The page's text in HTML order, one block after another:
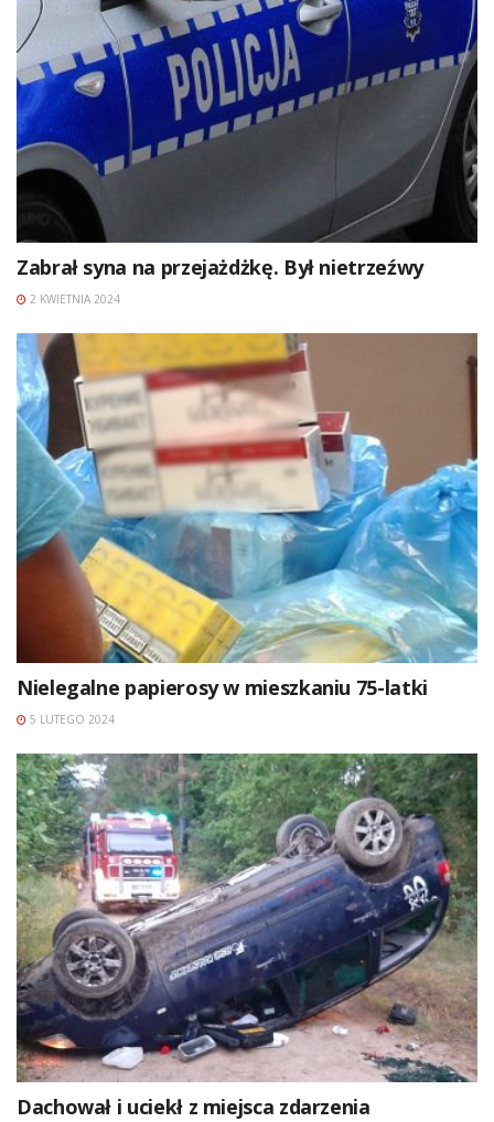
Zabrał syna na przejażdżkę. Był nietrzeźwy
2 KWIETNIA 2024
Nielegalne papierosy w mieszkaniu 75-latki
5 LUTEGO 2024
Dachował i uciekł z miejsca zdarzenia